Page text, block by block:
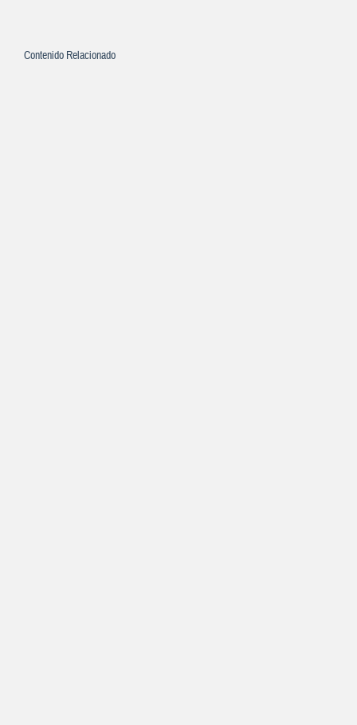
Contenido Relacionado